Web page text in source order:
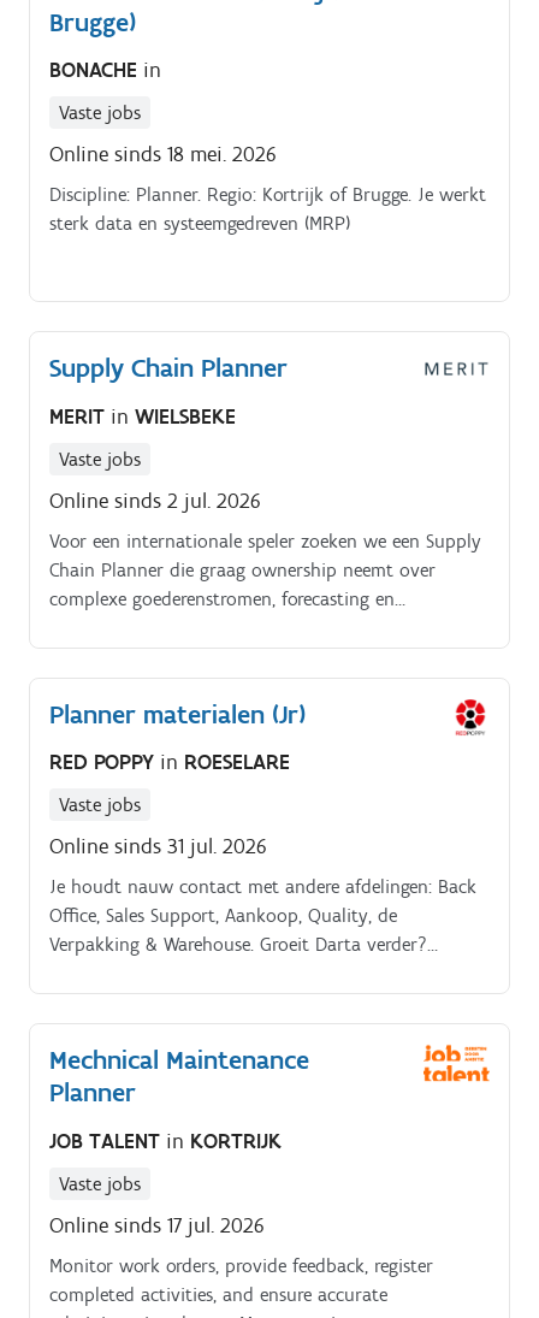
Brugge)
BONACHE in
Vaste jobs
Online sinds 18 mei. 2026
Discipline: Planner. Regio: Kortrijk of Brugge. Je werkt
sterk data en systeemgedreven (MRP)
Supply Chain Planner
MERIT in WIELSBEKE
Vaste jobs
Online sinds 2 jul. 2026
Voor een internationale speler zoeken we een Supply
Chain Planner die graag ownership neemt over
complexe goederenstromen, forecasting en
planning, aankoop of logistiek?
Planner materialen (Jr)
RED POPPY in ROESELARE
Vaste jobs
Online sinds 31 jul. 2026
Je houdt nauw contact met andere afdelingen: Back
Office, Sales Support, Aankoop, Quality, de
Verpakking & Warehouse. Groeit Darta verder?
Mechnical Maintenance
Planner
JOB TALENT in KORTRIJK
Vaste jobs
Online sinds 17 jul. 2026
Monitor work orders, provide feedback, register
completed activities, and ensure accurate